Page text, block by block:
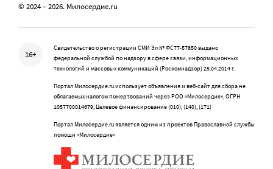
© 2024 – 2026. Милосердие.ru
16+
Свидетельство о регистрации СМИ Эл № ФС77-57850 выдано
федеральной службой по надзору в сфере связи, информационных
технологий и массовых коммуникаций (Роскомнадзор) 25.04.2014 г.
Портал Милосердие.ru использует объявления и веб-сайт для сбора не
облагаемых налогом пожертвований через РОО «Милосердие», ОГРН
1057700014679, Целевое финансирование (010), (140), (171)
Портал Милосердие.ru является одним из проектов Православной службы
помощи «Милосердие»